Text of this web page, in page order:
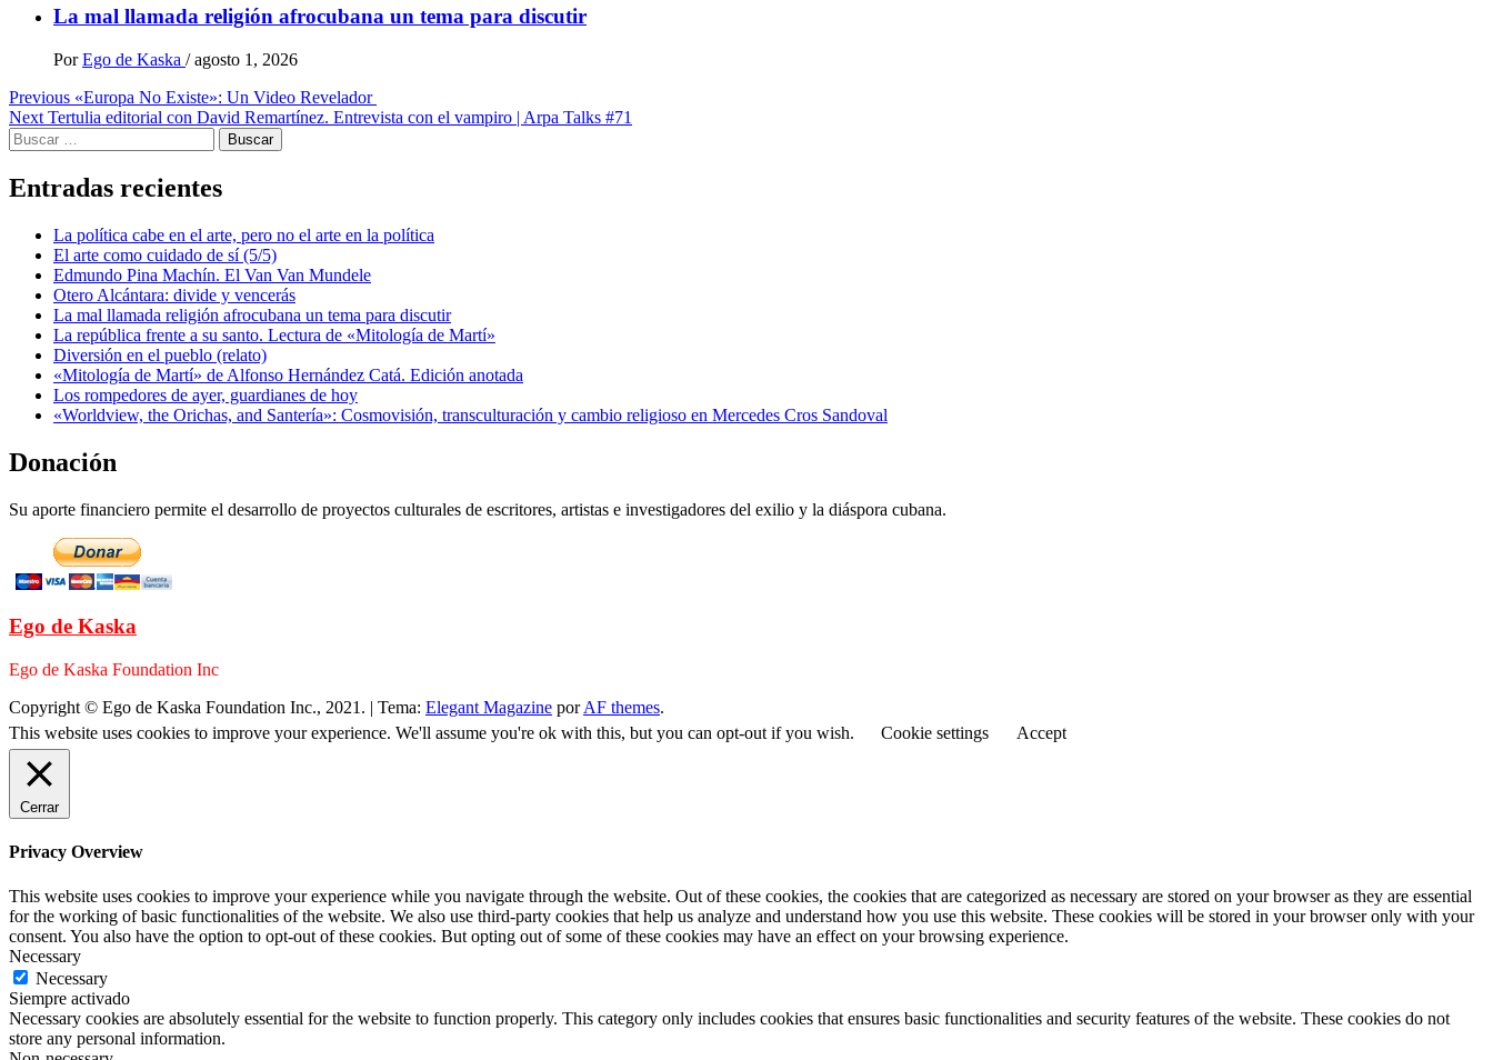
La mal llamada religión afrocubana un tema para discutir
Por Ego de Kaska / agosto 1, 2026
Post
navigation
Previous «Europa No Existe»: Un Video Revelador
Next Tertulia editorial con David Remartínez. Entrevista con el vampiro | Arpa Talks #71
Buscar:
Entradas recientes
La política cabe en el arte, pero no el arte en la política
El arte como cuidado de sí (5/5)
Edmundo Pina Machín. El Van Van Mundele
Otero Alcántara: divide y vencerás
La mal llamada religión afrocubana un tema para discutir
La república frente a su santo. Lectura de «Mitología de Martí»
Diversión en el pueblo (relato)
«Mitología de Martí» de Alfonso Hernández Catá. Edición anotada
Los rompedores de ayer, guardianes de hoy
«Worldview, the Orichas, and Santería»: Cosmovisión, transculturación y cambio religioso en Mercedes Cros Sandoval
Donación
Su aporte financiero permite el desarrollo de proyectos culturales de escritores, artistas e investigadores del exilio y la diáspora cubana.
Ego de Kaska
Ego de Kaska Foundation Inc
Copyright © Ego de Kaska Foundation Inc., 2021. | Tema: Elegant Magazine porAF themes.
This website uses cookies to improve your experience. We'll assume you're ok with this, but you can opt-out if you wish.
Cookie settings Accept
Cerrar
Privacy Overview
This website uses cookies to improve your experience while you navigate through the website. Out of these cookies, the cookies that are categorized as necessary are stored on your browser as they are essential
for the working of basic functionalities of the website. We also use third-party cookies that help us analyze and understand how you use this website. These cookies will be stored in your browser only with your
consent. You also have the option to opt-out of these cookies. But opting out of some of these cookies may have an effect on your browsing experience.
Necessary
Necessary
Siempre activado
Necessary cookies are absolutely essential for the website to function properly. This category only includes cookies that ensures basic functionalities and security features of the website. These cookies do not
store any personal information.